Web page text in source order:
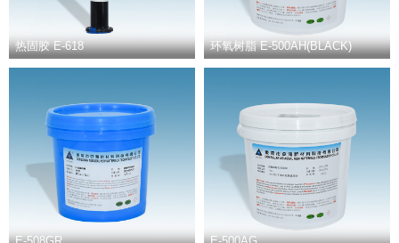
热固胶 E-618 环氧树脂 E-500AH(BLACK)